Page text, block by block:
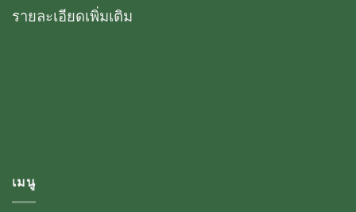
รายละเอียดเพิ่มเติม
เมนู